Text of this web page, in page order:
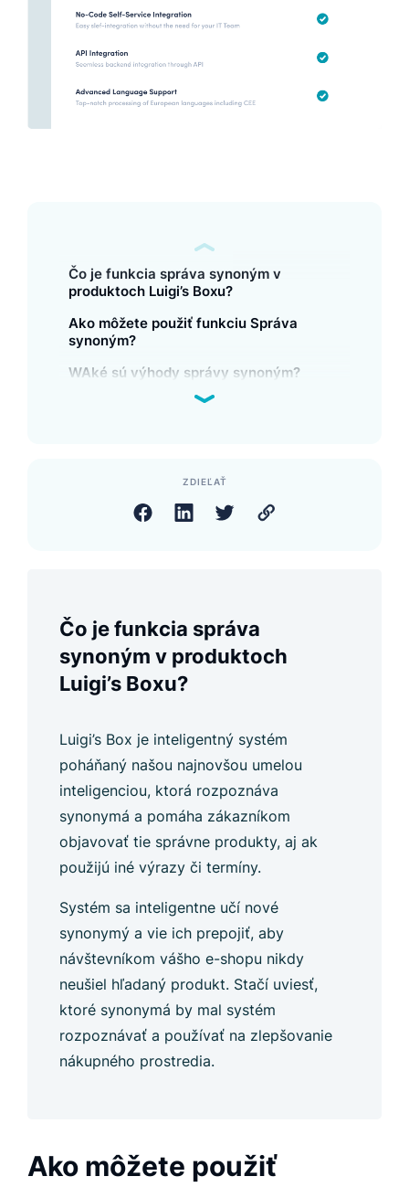
Čo je funkcia správa synoným v
produktoch Luigi’s Boxu?
Ako môžete použiť funkciu Správa
synoným?
WAké sú výhody správy synoným?
ZDIEĽAŤ
Čo je funkcia správa
synoným v produktoch
Luigi’s Boxu?
Luigi’s Box je inteligentný systém
poháňaný našou najnovšou umelou
inteligenciou, ktorá rozpoznáva
synonymá a pomáha zákazníkom
objavovať tie správne produkty, aj ak
použijú iné výrazy či termíny.
Systém sa inteligentne učí nové
synonymý a vie ich prepojiť, aby
návštevníkom vášho e-shopu nikdy
neušiel hľadaný produkt. Stačí uviesť,
ktoré synonymá by mal systém
rozpoznávať a používať na zlepšovanie
nákupného prostredia.
Ako môžete použiť